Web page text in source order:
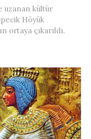
uzanan kültür
Höyük
ortaya çıkarıldı.